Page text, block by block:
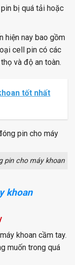
bị quá tải hoặc
hiện nay bao gồm
cell pin có các
và độ an toàn.
tốt nhất
pin cho máy khoan
khoan
khoan cầm tay.
muốn trong quá